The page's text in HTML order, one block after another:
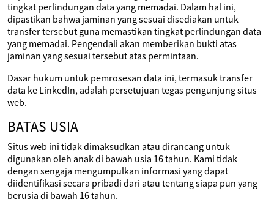
tingkat perlindungan data yang memadai. Dalam hal ini,
dipastikan bahwa jaminan yang sesuai disediakan untuk
transfer tersebut guna memastikan tingkat perlindungan data
yang memadai. Pengendali akan memberikan bukti atas
jaminan yang sesuai tersebut atas permintaan.
Dasar hukum untuk pemrosesan data ini, termasuk transfer
data ke LinkedIn, adalah persetujuan tegas pengunjung situs
web.
BATAS USIA
Situs web ini tidak dimaksudkan atau dirancang untuk
digunakan oleh anak di bawah usia 16 tahun. Kami tidak
dengan sengaja mengumpulkan informasi yang dapat
diidentifikasi secara pribadi dari atau tentang siapa pun yang
berusia di bawah 16 tahun.